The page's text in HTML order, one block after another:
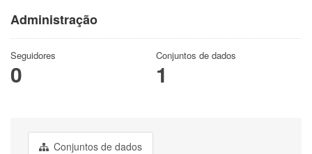
Administração
Seguidores
0
Conjuntos de dados
1
Conjuntos de dados